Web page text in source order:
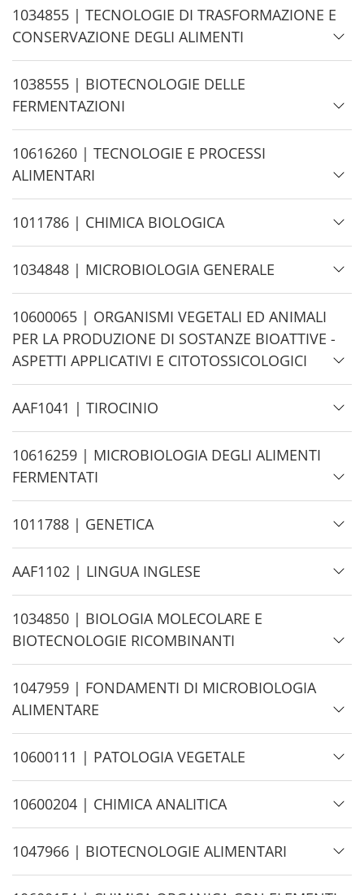
d
e
H
i
d
e
1034855 | TECNOLOGIE DI TRASFORMAZIONE E
CONSERVAZIONE DEGLI ALIMENTI
H
i
d
e
1038555 | BIOTECNOLOGIE DELLE
FERMENTAZIONI
H
i
d
e
10616260 | TECNOLOGIE E PROCESSI
ALIMENTARI
H
i
d
e
1011786 | CHIMICA BIOLOGICA
H
i
d
e
1034848 | MICROBIOLOGIA GENERALE
H
i
d
e
10600065 | ORGANISMI VEGETALI ED ANIMALI
PER LA PRODUZIONE DI SOSTANZE BIOATTIVE -
ASPETTI APPLICATIVI E CITOTOSSICOLOGICI
H
i
d
e
AAF1041 | TIROCINIO
H
i
d
e
10616259 | MICROBIOLOGIA DEGLI ALIMENTI
FERMENTATI
H
i
d
e
1011788 | GENETICA
H
i
d
e
AAF1102 | LINGUA INGLESE
H
i
d
e
1034850 | BIOLOGIA MOLECOLARE E
BIOTECNOLOGIE RICOMBINANTI
H
i
d
e
1047959 | FONDAMENTI DI MICROBIOLOGIA
ALIMENTARE
H
i
d
e
10600111 | PATOLOGIA VEGETALE
H
i
d
e
10600204 | CHIMICA ANALITICA
H
i
1047966 | BIOTECNOLOGIE ALIMENTARI